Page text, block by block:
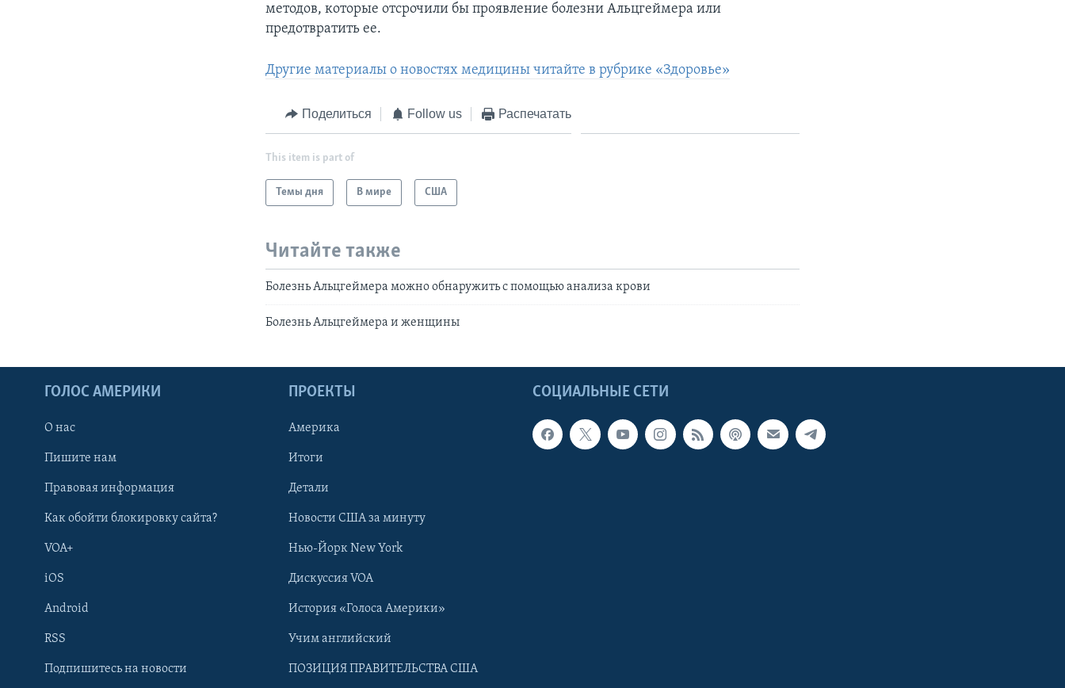
Learning English
методов, которые отсрочили бы проявление болезни Альцгеймера или
предотвратить ее.
Другие материалы о новостях медицины читайте в рубрике «Здоровье»
Поделиться Follow us Распечатать
This item is part of
Темы дня В мире США
Читайте также
Болезнь Альцгеймера можно обнаружить с помощью анализа крови
Болезнь Альцгеймера и женщины
СОЦИАЛЬНЫЕ СЕТИ
ГОЛОС АМЕРИКИ
О нас
Пишите нам
Правовая информация
Как обойти блокировку сайта?
VOA+
iOS
Android
RSS
Подпишитесь на новости
ПРОЕКТЫ
Америка
Итоги
Детали
Новости США за минуту
Нью-Йорк New York
Дискуссия VOA
История «Голоса Америки»
Учим английский
ПОЗИЦИЯ ПРАВИТЕЛЬСТВА США